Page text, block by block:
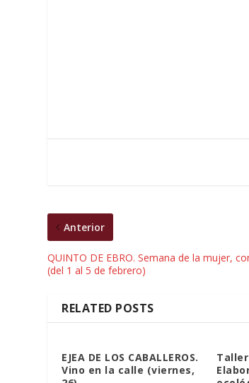
Anterior
QUINTO DE EBRO. Semana de la mujer,
(del 1 al 5 de febrero)
RELATED POSTS
EJEA DE LOS CABALLEROS.
Vino en la calle (viernes,